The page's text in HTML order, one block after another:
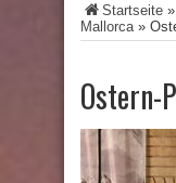
Startseite »
Mallorca»
Ostern-